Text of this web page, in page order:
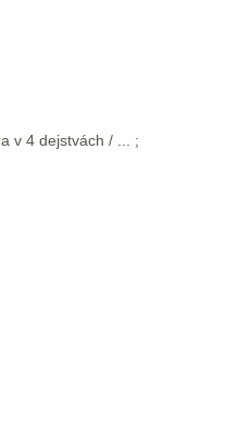
v 4 dejstvách / ... ;